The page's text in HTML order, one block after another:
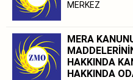
MERKEZ
MERA
HAKKINDA
HAKKINDA